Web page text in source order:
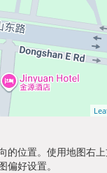
的位置。使用地图右
偏好设置。